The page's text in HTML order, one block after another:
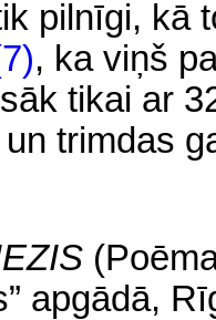
pilnīgi, kā
, ka viņš
tikai ar
un trimdas
apgādā,